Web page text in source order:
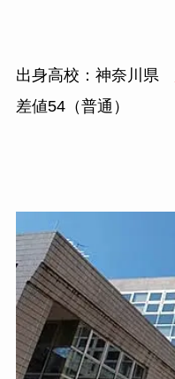
出身高校：神奈川県
差値54（普通）